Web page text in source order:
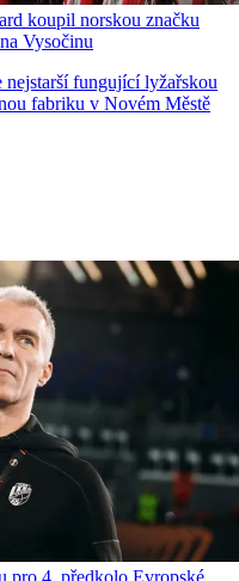
koupil norskou značku
Vysočinu
fungující lyžařskou
fabriku v Novém Městě